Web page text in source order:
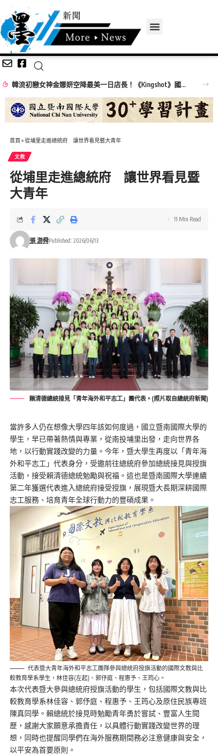
韓流初戀女神金娜妍空降最美一日店長！《Kingshot》國王燒烤節攜手焦糖楓串燒、柒息地居酒屋端出國王級美味狂潮
首頁 » 從埔里走進總統府 讓世界看見暨大青年
文教
從埔里走進總統府 讓世界看見暨
大青年
張 游舜Published: 2026/06/13
11 Min Read
賴清德總統接見「青年海外和平志工」團代表。(照片取自總統府新聞)
當許多人仍在想像大學四年該如何度過，國立暨南國際大學的
學生， 早已帶著熱情與專業，從南投埔里出發，走向世界各
地， 以行動實踐改變的力量。今年，暨大學生再度以「 青年海
外和平志工」代表身分， 受邀前往總統府參加總統接見與授旗
活動， 接受賴清德總統勉勵與祝福。 這也是暨南國際大學連續
第二年獲選代表進入總統府接受授旗， 展現暨大長期深耕國際
志工服務、培育青年全球行動力的豐碩成果。
代表暨大青年海外和平志工團隊參與總統府授旗活動的國際文教與比
較教育學系學生，林佳容(左起)、郭伃庭、程惠予、王筠心。
本次代表暨大參與總統府授旗活動的學生， 包括國際文教與比
較教育學系林佳容、郭伃庭、程惠予、 王筠心及原住民族專班
陳真同學。 賴總統於接見時勉勵青年勇於嘗試、豐富人生閱
歷， 感謝大家願意承擔責任，以具體行動實踐改變世界的理
想， 同時也提醒同學們在海外服務期間務必注意健康與安全，
以平安為首要原則。